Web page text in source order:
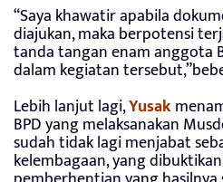
“Saya khawatir apabila
diajukan, maka berpotensi
tanda tangan enam anggota
dalam kegiatan
Lebih lanjut lagi,Yusak
BPD yang melaksanakan
sudah tidak lagi menjabat
kelembagaan, yang